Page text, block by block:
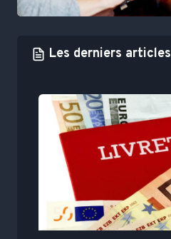
Les derniers articles